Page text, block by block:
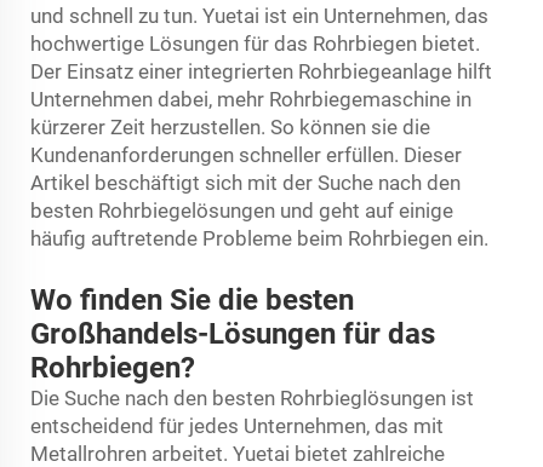
und schnell zu tun. Yuetai ist ein Unternehmen, das
hochwertige Lösungen für das Rohrbiegen bietet.
Der Einsatz einer integrierten Rohrbiegeanlage hilft
Unternehmen dabei, mehr Rohrbiegemaschine in
kürzerer Zeit herzustellen. So können sie die
Kundenanforderungen schneller erfüllen. Dieser
Artikel beschäftigt sich mit der Suche nach den
besten Rohrbiegelösungen und geht auf einige
häufig auftretende Probleme beim Rohrbiegen ein.
Wo finden Sie die besten
Großhandels-Lösungen für das
Rohrbiegen?
Die Suche nach den besten Rohrbieglösungen ist
entscheidend für jedes Unternehmen, das mit
Metallrohren arbeitet. Yuetai bietet zahlreiche